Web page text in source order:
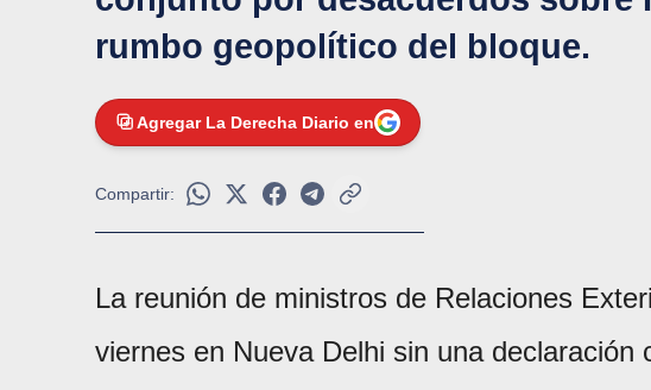
rumbo geopolítico del bloque.
Agregar La Derecha Diario en
Compartir:
La reunión de ministros de Relaciones
viernes en Nueva Delhi sin una declaración